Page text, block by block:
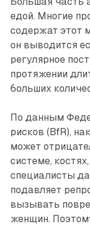
едой. Многие
содержат этот
он выводится
регулярное
протяжении
больших
По данным
рисков (BfR),
может
системе,
специалисты
подавляет
вызывать
женщин.